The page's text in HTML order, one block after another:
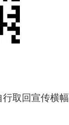
取回宣传横幅